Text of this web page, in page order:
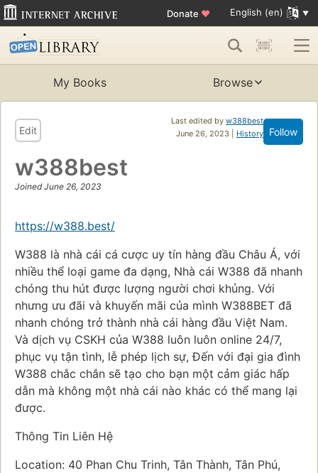
Donate ♥ English (en)
My Books Browse
Follow
Last edited by w388best
June 26, 2023 | History
Edit
w388best
Joined June 26, 2023
https://w388.best/
W388 là nhà cái cá cược uy tín hàng đầu Châu Á, với
nhiều thể loại game đa dạng, Nhà cái W388 đã nhanh
chóng thu hút được lượng người chơi khủng. Với
nhưng ưu đãi và khuyến mãi của mình W388BET đã
nhanh chóng trở thành nhà cái hàng đầu Việt Nam.
Và dịch vụ CSKH của W388 luôn luôn online 24/7,
phục vụ tận tình, lễ phép lịch sự, Đến với đại gia đình
W388 chắc chắn sẽ tạo cho bạn một cảm giác hấp
dẫn mà không một nhà cái nào khác có thể mang lại
được.
Thông Tin Liên Hệ
Location: 40 Phan Chu Trinh, Tân Thành, Tân Phú,